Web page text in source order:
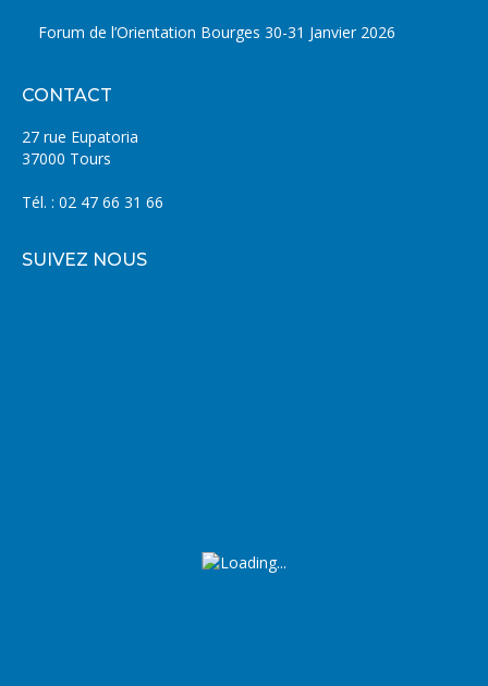
Forum de l’Orientation Bourges 30-31 Janvier 2026
CONTACT
27 rue Eupatoria
37000 Tours
Tél. : 02 47 66 31 66
SUIVEZ NOUS